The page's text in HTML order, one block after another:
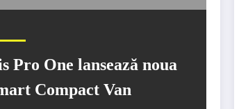
Pro One lansează noua
Compact Van